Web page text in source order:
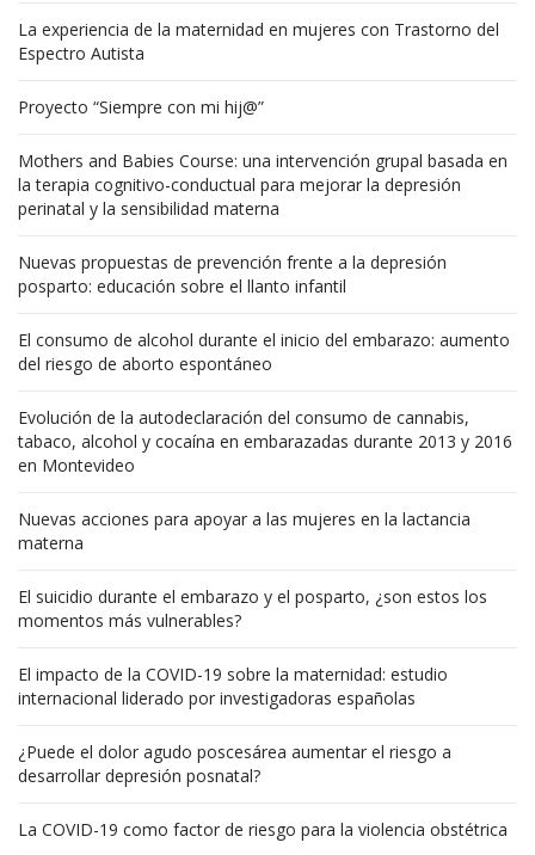
La experiencia de la maternidad en mujeres con Trastorno del
Espectro Autista
Proyecto “Siempre con mi hij@”
Mothers and Babies Course: una intervención grupal basada en
la terapia cognitivo-conductual para mejorar la depresión
perinatal y la sensibilidad materna
Nuevas propuestas de prevención frente a la depresión
posparto: educación sobre el llanto infantil
El consumo de alcohol durante el inicio del embarazo: aumento
del riesgo de aborto espontáneo
Evolución de la autodeclaración del consumo de cannabis,
tabaco, alcohol y cocaína en embarazadas durante 2013 y 2016
en Montevideo
Nuevas acciones para apoyar a las mujeres en la lactancia
materna
El suicidio durante el embarazo y el posparto, ¿son estos los
momentos más vulnerables?
El impacto de la COVID-19 sobre la maternidad: estudio
internacional liderado por investigadoras españolas
¿Puede el dolor agudo poscesárea aumentar el riesgo a
desarrollar depresión posnatal?
La COVID-19 como factor de riesgo para la violencia obstétrica